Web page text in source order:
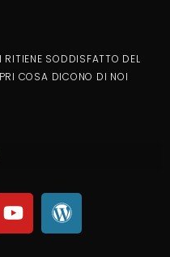
SODDISFATTO DEL
COSA DICONO DI NOI